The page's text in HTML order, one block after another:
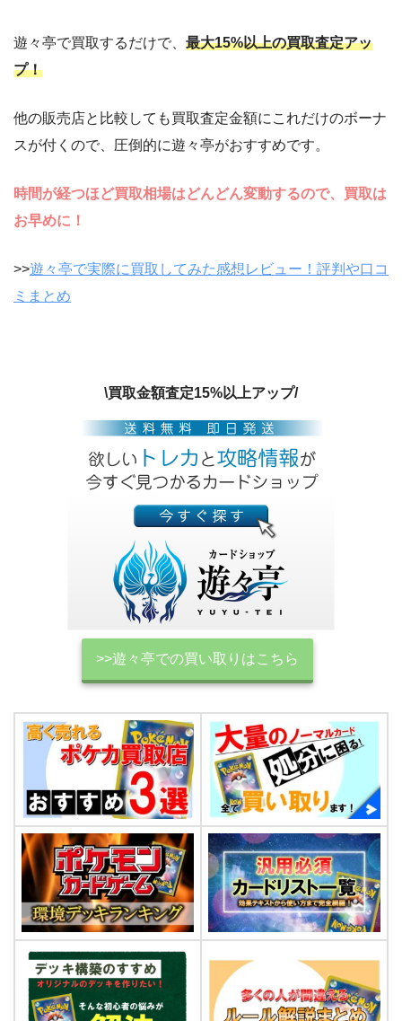
遊々亭で買取するだけで、 最大15%以上の買取査定アッ
プ！
他の販売店と比較しても買取査定金額にこれだけのボーナ
スが付くので、圧倒的に遊々亭がおすすめです。
時間が経つほど買取相場はどんどん変動するので、買取は
お早めに！
>>遊々亭で実際に買取してみた感想レビュー！評判や口コ
ミまとめ
\買取金額査定15%以上アップ/
>>遊々亭での買い取りはこちら